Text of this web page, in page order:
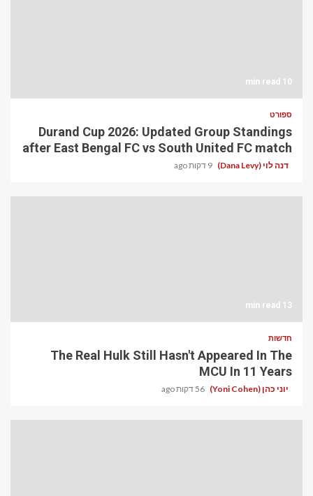
10 min read
ספורט
Durand Cup 2026: Updated Group Standings
after East Bengal FC vs South United FC match
דנה לוי (Dana Levy) 9 דקות ago
13 min read
חדשות
The Real Hulk Still Hasn't Appeared In The
MCU In 11 Years
יוני כהן (Yoni Cohen) 56 דקות ago